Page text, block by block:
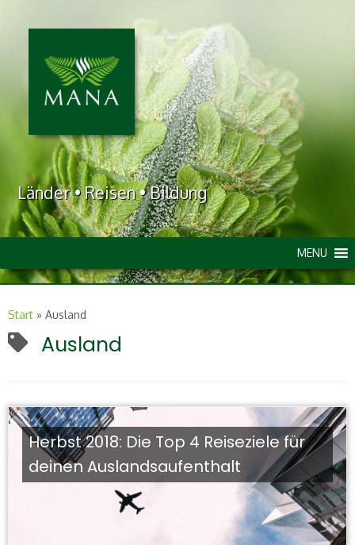
Länder • Reisen • Bildung
MENU
Start » Ausland
Ausland
Herbst 2018: Die Top 4 Reiseziele für
deinen Auslandsaufenthalt